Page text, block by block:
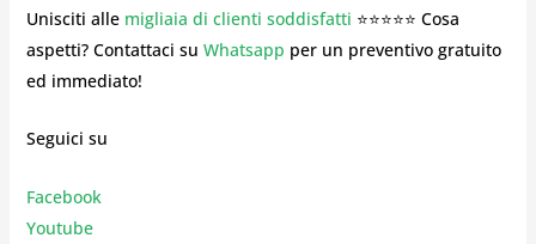
Unisciti alle migliaia di clienti soddisfatti ⭐⭐⭐⭐⭐ Cosa
aspetti? Contattaci su Whatsapp per un preventivo gratuito
ed immediato!
Seguici su
Facebook
Youtube